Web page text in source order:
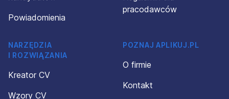
Powiadomienia
pracodawców
NARZĘDZIA
I ROZWIĄZANIA
Kreator CV
Wzory CV
POZNAJ APLIKUJ.PL
O firmie
Kontakt